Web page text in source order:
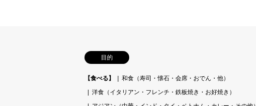
目的
【食べる】
和食（寿司・懐石・会席・おでん・他）
洋食（イタリアン・フレンチ・鉄板焼き・お好焼き）